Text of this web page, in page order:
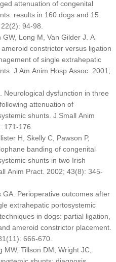
attenuation of congenital
results in 160 dogs and 15
94-98.
GW, Long M, Van Gilder J. A
constrictor versus ligation
of single extrahepatic
J Am Anim Hosp Assoc. 2001;
Neurological dysfunction in three
attenuation of
shunts. J Small Anim
171-176.
H, Skelly C, Pawson P,
banding of congenital
shunts in two Irish
Anim Pract. 2002; 43(8): 345-
GA. Perioperative outcomes after
extrahepatic portosystemic
in dogs: partial ligation,
ameroid constrictor placement.
666-670.
MW, Tillson DM, Wright JC,